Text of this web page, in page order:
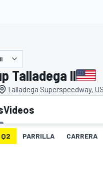
WRC
por
Talladega II
Talladega Superspeedway, US
Videos
Q2 PARRILLA CARRERA